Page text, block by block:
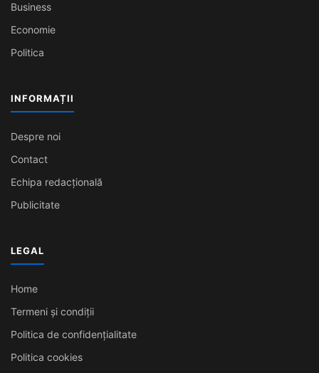
Business
Economie
Politica
INFORMAȚII
Despre noi
Contact
Echipa redacțională
Publicitate
LEGAL
Home
Termeni și condiții
Politica de confidențialitate
Politica cookies